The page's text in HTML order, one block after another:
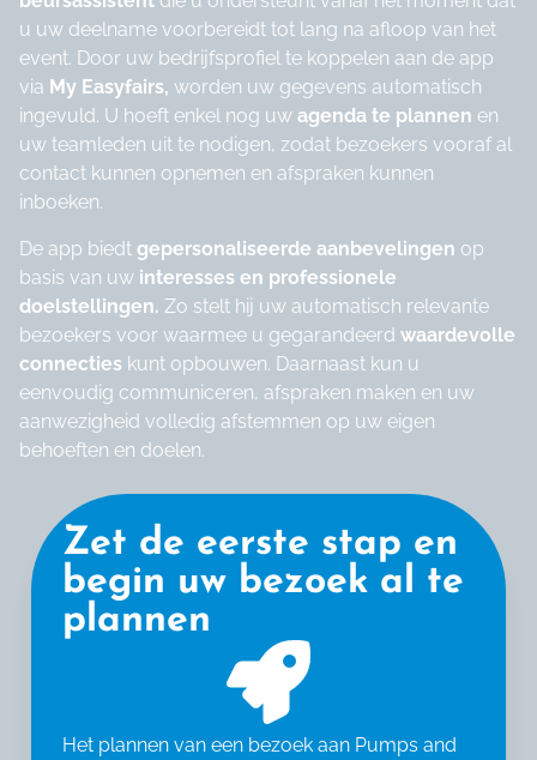
u uw deelname voorbereidt tot lang na afloop van het
event. Door uw bedrijfsprofiel te koppelen aan de app
via My Easyfairs, worden uw gegevens automatisch
ingevuld. U hoeft enkel nog uw agenda te plannen en
uw teamleden uit te nodigen, zodat bezoekers vooraf al
contact kunnen opnemen en afspraken kunnen
inboeken.
De app biedt gepersonaliseerde aanbevelingen op
basis van uw interesses en professionele
doelstellingen. Zo stelt hij uw automatisch relevante
bezoekers voor waarmee u gegarandeerd waardevolle
connecties kunt opbouwen. Daarnaast kun u
eenvoudig communiceren, afspraken maken en uw
aanwezigheid volledig afstemmen op uw eigen
behoeften en doelen.
Zet de eerste stap en
begin uw bezoek al te
plannen
Het plannen van een bezoek aan Pumps and